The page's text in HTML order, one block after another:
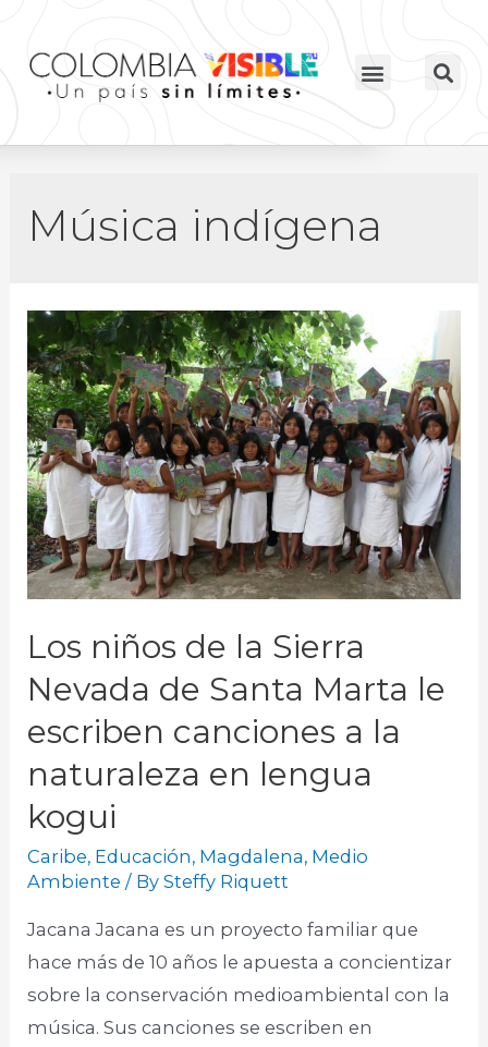
Música indígena
Los niños de la Sierra
Nevada de Santa Marta le
escriben canciones a la
naturaleza en lengua
kogui
Caribe, Educación, Magdalena, Medio
Ambiente / BySteffy Riquett
Jacana Jacana es un proyecto familiar que
hace más de 10 años le apuesta a concientizar
sobre la conservación medioambiental con la
música. Sus canciones se escriben en